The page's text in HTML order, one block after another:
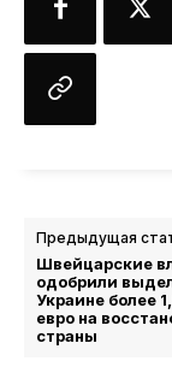
Предыдущая
Швейцарские
одобрили
Украине более
евро на
страны